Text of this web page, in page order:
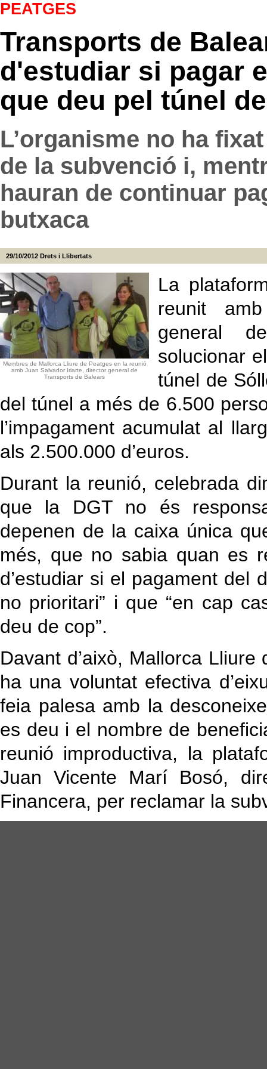
PEATGES
Transports de
d'estudiar si pagar
que deu pel túnel
L’organisme no ha
de la subvenció i,
hauran de continuar
butxaca
29/10/2012 Drets i Llibertats
Membres de Mallorca Lliure de Peatges en la reunió
amb Juan Salvador Iriarte, director general de
Transports de Balears
La
reunit
general
solucionar
túnel de
del túnel a més de 6.500
l’impagament acumulat al
als 2.500.000 d’euros.
Durant la reunió, celebrada
que la DGT no és
depenen de la caixa única
més, que no sabia quan es
d’estudiar si el pagament del
no prioritari” i que “en cap
deu de cop”.
Davant d’això, Mallorca
ha una voluntat efectiva
feia palesa amb la
es deu i el nombre de
reunió improductiva, la
Juan Vicente Marí Bosó,
Financera, per reclamar la